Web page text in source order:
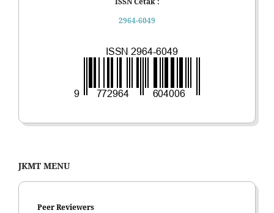
2964-6049
JKMT MENU
Peer Reviewers